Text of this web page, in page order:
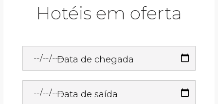
Hotéis em oferta
Data de chegada
Data de saída